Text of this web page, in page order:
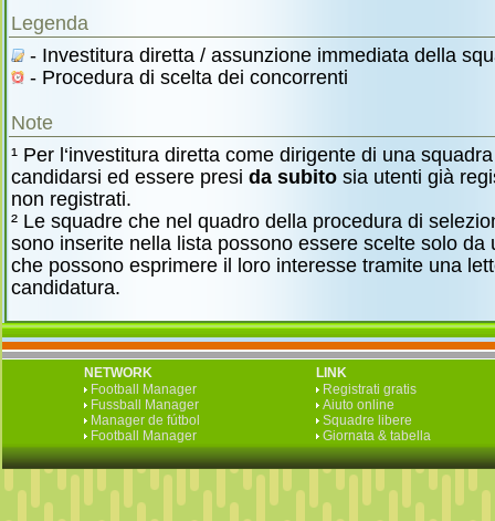
Legenda
- Investitura diretta / assunzione immediata della
- Procedura di scelta dei concorrenti
Note
¹ Per l‘investitura diretta come dirigente di una
candidarsi ed essere presi da subito sia utenti già
non registrati.
² Le squadre che nel quadro della procedura di
sono inserite nella lista possono essere scelte solo da
che possono esprimere il loro interesse tramite una
candidatura.
NETWORK
Football Manager
Fussball Manager
Manager de fútbol
Football Manager
LINK
Registrati gratis
Aiuto online
Squadre libere
Giornata & tabella